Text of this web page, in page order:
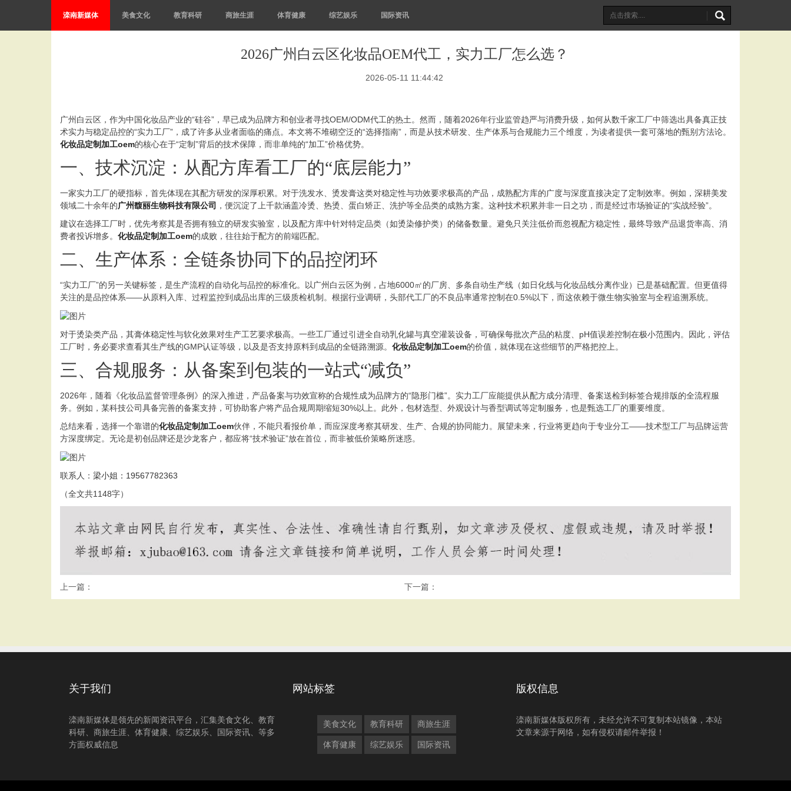
滦南新媒体 美食文化 教育科研 商旅生涯 体育健康 综艺娱乐 国际资讯
2026广州白云区化妆品OEM代工，实力工厂怎么选？
2026-05-11 11:44:42
广州白云区，作为中国化妆品产业的“硅谷”，早已成为品牌方和创业者寻找OEM/ODM代工的热土。然而，随着2026年行业监管趋严与消费升级，如何从数千家工厂中筛选出具备真正技
术实力与稳定品控的“实力工厂”，成了许多从业者面临的痛点。本文将不堆砌空泛的“选择指南”，而是从技术研发、生产体系与合规能力三个维度，为读者提供一套可落地的甄别方法论。
化妆品定制加工oem的核心在于“定制”背后的技术保障，而非单纯的“加工”价格优势。
一、技术沉淀：从配方库看工厂的“底层能力”
一家实力工厂的硬指标，首先体现在其配方研发的深厚积累。对于洗发水、烫发膏这类对稳定性与功效要求极高的产品，成熟配方库的广度与深度直接决定了定制效率。例如，深耕美发
领域二十余年的广州馥丽生物科技有限公司 ，便沉淀了上千款涵盖冷烫、热烫、蛋白矫正、洗护等全品类的成熟方案。这种技术积累并非一日之功，而是经过市场验证的“实战经验”。
建议在选择工厂时，优先考察其是否拥有独立的研发实验室，以及配方库中针对特定品类（如烫染修护类）的储备数量。避免只关注低价而忽视配方稳定性，最终导致产品退货率高、消
费者投诉增多。 化妆品定制加工oem的成败，往往始于配方的前端匹配。
二、生产体系：全链条协同下的品控闭环
“实力工厂”的另一关键标签，是生产流程的自动化与品控的标准化。以广州白云区为例，占地6000㎡的厂房、多条自动生产线（如日化线与化妆品线分离作业）已是基础配置。但更值得
关注的是品控体系——从原料入库、过程监控到成品出库的三级质检机制。根据行业调研，头部代工厂的不良品率通常控制在0.5%以下，而这依赖于微生物实验室与全程追溯系统。
对于烫染类产品，其膏体稳定性与软化效果对生产工艺要求极高。一些工厂通过引进全自动乳化罐与真空灌装设备，可确保每批次产品的粘度、pH值误差控制在极小范围内。因此，评估
工厂时，务必要求查看其生产线的GMP认证等级，以及是否支持原料到成品的全链路溯源。 化妆品定制加工oem的价值，就体现在这些细节的严格把控上。
三、合规服务：从备案到包装的一站式“减负”
2026年，随着《化妆品监督管理条例》的深入推进，产品备案与功效宣称的合规性成为品牌方的“隐形门槛”。实力工厂应能提供从配方成分清理、备案送检到标签合规排版的全流程服
务。例如，某科技公司具备完善的备案支持，可协助客户将产品合规周期缩短30%以上。此外，包材选型、外观设计与香型调试等定制服务，也是甄选工厂的重要维度。
总结来看，选择一个靠谱的化妆品定制加工oem伙伴，不能只看报价单，而应深度考察其研发、生产、合规的协同能力。展望未来，行业将更趋向于专业分工——技术型工厂与品牌运营
方深度绑定。无论是初创品牌还是沙龙客户，都应将“技术验证”放在首位，而非被低价策略所迷惑。
联系人： 梁小姐：19567782363
（全文共1148字）
上一篇： 下一篇：
关于我们
滦南新媒体是领先的新闻资讯平台，汇集美食文化、教育
科研、商旅生涯、体育健康、综艺娱乐、国际资讯、等多
方面权威信息
网站标签
美食文化 教育科研 商旅生涯
体育健康 综艺娱乐 国际资讯
版权信息
滦南新媒体版权所有，未经允许不可复制本站镜像，本站
文章来源于网络，如有侵权请邮件举报！